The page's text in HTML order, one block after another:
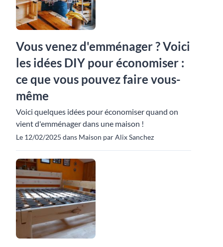
Vous venez d'emménager ? Voici
les idées DIY pour économiser :
ce que vous pouvez faire vous-
même
Voici quelques idées pour économiser quand on
vient d'emménager dans une maison !
Le 12/02/2025 dans Maison par Alix Sanchez